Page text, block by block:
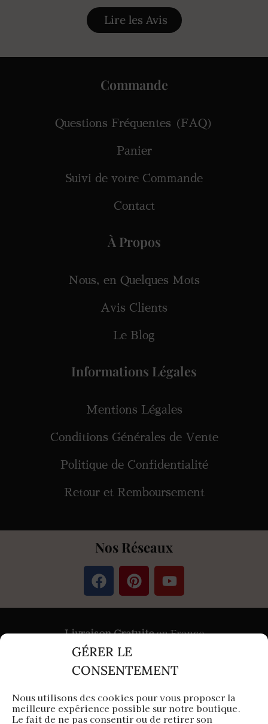
GÉRER LE
CONSENTEMENT
Nous utilisons des cookies pour vous proposer la
meilleure expérience possible sur notre boutique.
Le fait de ne pas consentir ou de retirer son
Lire les Avis
Commande
Questions Fréquentes (FAQ)
Panier
Suivi de votre Commande
Contact
À Propos
Nous, en Quelques Mots
Avis Clients
Le Blog
Informations Légales
Mentions Légales
Conditions Générales de Vente
Politique de Confidentialité
Retour et Remboursement
Nos Réseaux
Livraison Gratuiteen France
PaiementSécurisépar Stripe &
Aura Capillaire est une entreprise française